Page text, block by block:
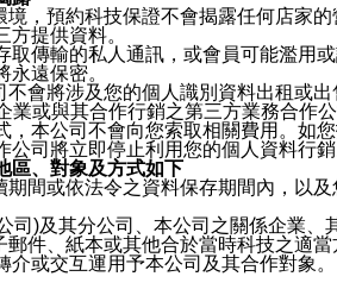
境，預約科技保證不會揭露任何店家
提供資料。
取傳輸的私人通訊，或會員可能濫用
遠保密。
會將涉及您的個人識別資料出租或出
業或與其合作行銷之第三方業務合作
，本公司不會向您索取相關費用。如
司將立即停止利用您的個人資料行銷
區、對象及方式如下
間或依法令之資料保存期間內，以
司)及其分公司、本公司之關係企業、
件、紙本或其他合於當時科技之適
或交互運用予本公司及其合作對象。